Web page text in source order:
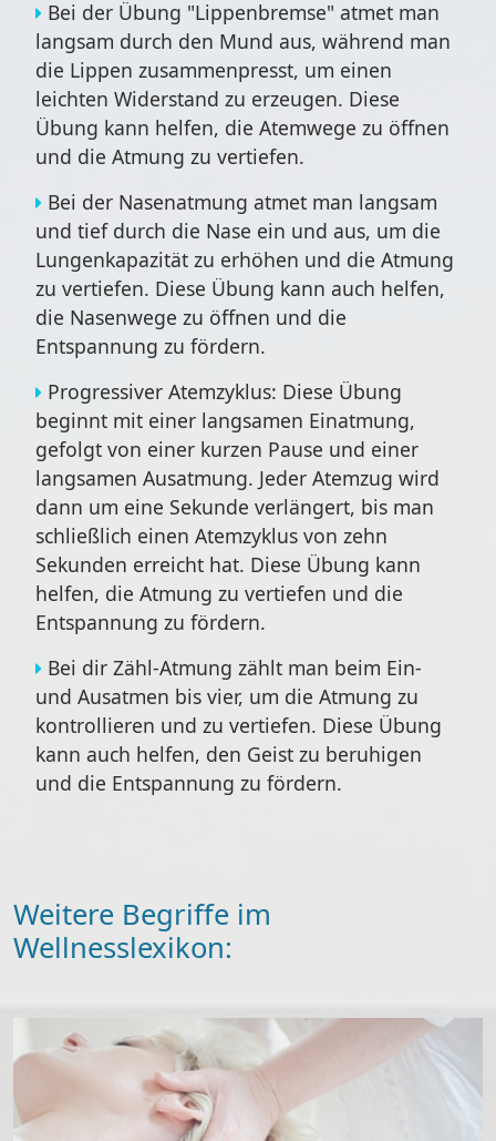
Bei der Übung "Lippenbremse" atmet man
langsam durch den Mund aus, während man
die Lippen zusammenpresst, um einen
leichten Widerstand zu erzeugen. Diese
Übung kann helfen, die Atemwege zu öffnen
und die Atmung zu vertiefen.
Bei der Nasenatmung atmet man langsam
und tief durch die Nase ein und aus, um die
Lungenkapazität zu erhöhen und die Atmung
zu vertiefen. Diese Übung kann auch helfen,
die Nasenwege zu öffnen und die
Entspannung zu fördern.
Progressiver Atemzyklus: Diese Übung
beginnt mit einer langsamen Einatmung,
gefolgt von einer kurzen Pause und einer
langsamen Ausatmung. Jeder Atemzug wird
dann um eine Sekunde verlängert, bis man
schließlich einen Atemzyklus von zehn
Sekunden erreicht hat. Diese Übung kann
helfen, die Atmung zu vertiefen und die
Entspannung zu fördern.
Bei dir Zähl-Atmung zählt man beim Ein-
und Ausatmen bis vier, um die Atmung zu
kontrollieren und zu vertiefen. Diese Übung
kann auch helfen, den Geist zu beruhigen
und die Entspannung zu fördern.
Weitere Begriffe im
Wellnesslexikon: